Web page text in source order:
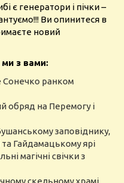
є генератори і пічки –
Ви опинитеся в
новий
ми з вами:
Сонечко ранком
обряд на Перемогу і
заповіднику,
Гайдамацькому ярі
магічні свічки з
скельному храмі